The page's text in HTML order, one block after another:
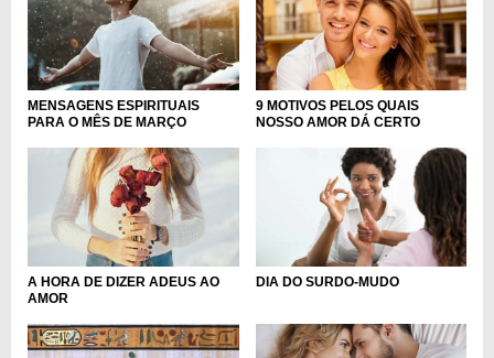
MENSAGENS ESPIRITUAIS
PARA O MÊS DE MARÇO
9 MOTIVOS PELOS QUAIS
NOSSO AMOR DÁ CERTO
A HORA DE DIZER ADEUS AO
AMOR
DIA DO SURDO-MUDO